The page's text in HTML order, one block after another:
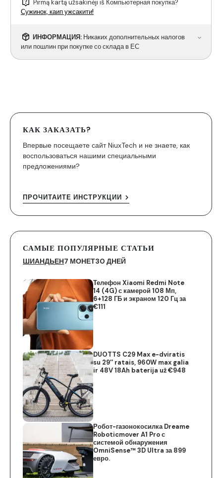
Pirmą kartą užsakinėji iš Компьютерная покупка?
Сужинок, каип ужсакити!
ИНФОРМАЦИЯ: Никаких дополнительных налогов
или пошлин при покупке со склада в ЕС
КАК ЗАКАЗАТЬ?
Впервые посещаете сайт NiuxTech и не знаете, как
воспользоваться нашими специальными
предложениями?
ПРОЧИТАЙТЕ ИНСТРУКЦИИ
САМЫЕ ПОПУЛЯРНЫЕ СТАТЬИ
ШИАНДЬЕН7 МОНЕТ30 ДНЕЙ
Телефон Xiaomi Redmi Note
14 (4G) с камерой 108 Мп,
6+128 ГБ и экраном 120 Гц за
€111
DUOTTS C29 Max e-dviratis
su 29″ ratais, 960W max galia
ir 48V 18Ah baterija už €948
Робот-газонокосилка Dreame
Roboticmover A1 Pro с
системой обнаружения
OmniSense™ 3D Ultra за 899
евро.